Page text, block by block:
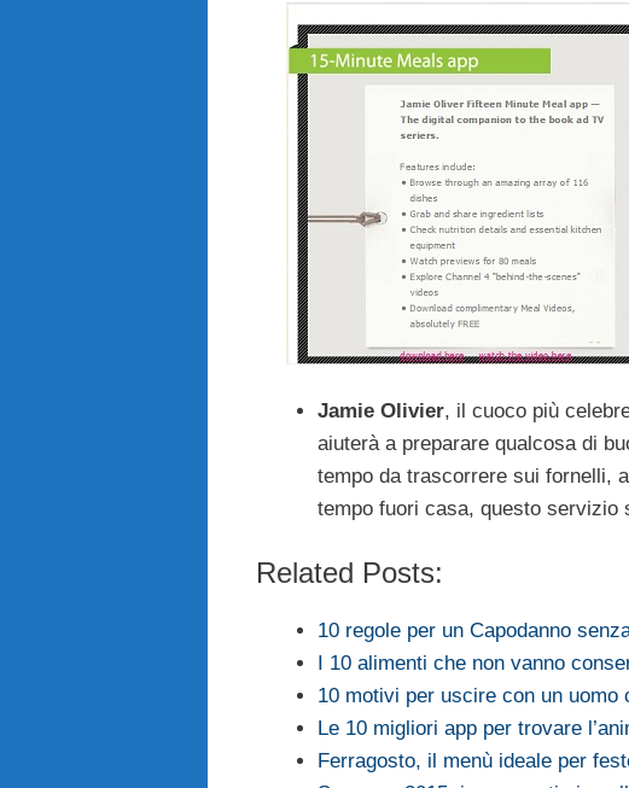
Jamie Olivier, il cuoco più
aiuterà a preparare qualcosa di
tempo da trascorrere sui fornelli,
tempo fuori casa, questo servizio
Related Posts:
10 regole per un Capodanno
I 10 alimenti che non vanno
10 motivi per uscire con un uomo
Le 10 migliori app per trovare
Ferragosto, il menù ideale per